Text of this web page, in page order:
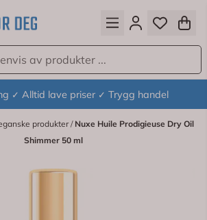
✓ Alltid lave priser ✓ Trygg handel
produkter/ Nuxe Huile Prodigieuse Dry Oil
Shimmer 50 ml